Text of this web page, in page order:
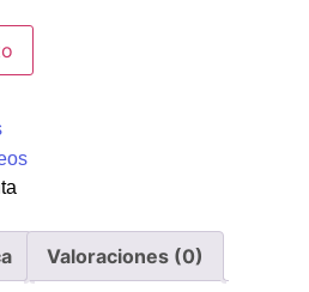
Valoraciones (0)